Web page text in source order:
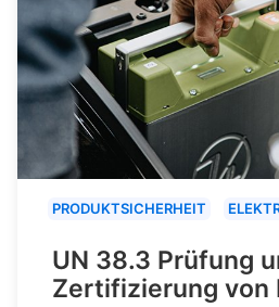
PRODUKTSICHERHEIT
UN 38.3 Prüfung
Zertifizierung von